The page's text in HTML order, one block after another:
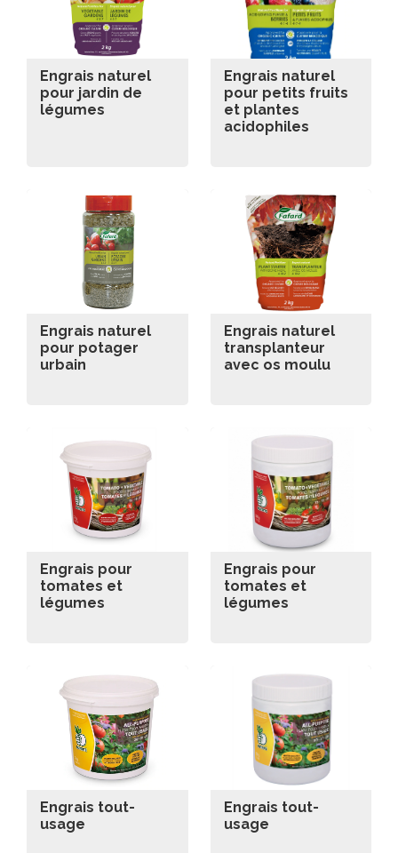
Engrais naturel
pour jardin de
légumes
Engrais naturel
pour petits fruits
et plantes
acidophiles
Engrais naturel
pour potager
urbain
Engrais naturel
transplanteur
avec os moulu
Engrais pour
tomates et
légumes
Engrais pour
tomates et
légumes
Engrais tout-
usage
Engrais tout-
usage